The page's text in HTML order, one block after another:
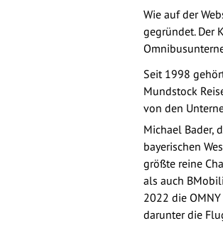
Wie auf der
gegründet. Der
Seit 1998
Mundstock
von den
Michael Bader,
bayerischen
größte reine
als auch
2022 die
darunter die